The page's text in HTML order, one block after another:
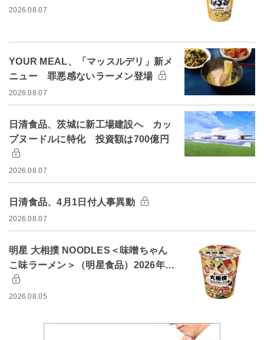
2026.08.07
YOUR MEAL、「マッスルデリ」新メ
ニュー 罪悪感ないラーメン登場
2026.08.07
日清食品、茨城に新工場建設へ カッ
プヌードルに特化 投資額は700億円
2026.08.07
日清食品、4月1日付人事異動
2026.08.07
明星 大相撲 NOODLES＜味噌ちゃん
こ味ラーメン＞（明星食品）2026年…
2026.08.05